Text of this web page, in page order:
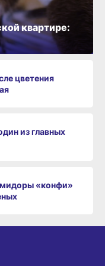
цветения
из главных
«конфи»
квартире: